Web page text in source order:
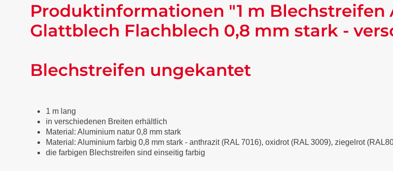
Produktinformationen "1 m Blechstreifen
Glattblech Flachblech 0,8 mm stark -
Blechstreifen ungekantet
1 m lang
in verschiedenen Breiten erhältlich
Material: Aluminium natur 0,8 mm stark
Material: Aluminium farbig 0,8 mm stark - anthrazit (RAL 7016), oxidrot (RAL 3009), ziegelrot
die farbigen Blechstreifen sind einseitig farbig